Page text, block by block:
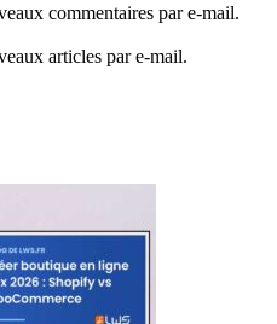
commentaires par e-mail.
articles par e-mail.